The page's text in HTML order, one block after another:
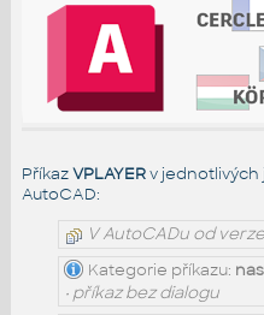
PříkazVPLAYERv jednotlivých
AutoCAD:
V AutoCADu od
Kategorie příkazu:
• příkaz bez dialogu